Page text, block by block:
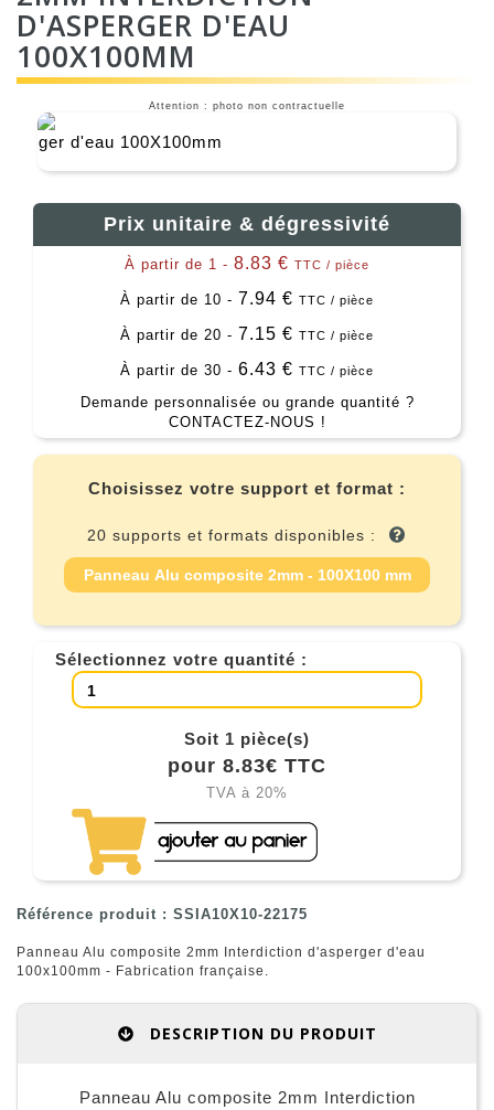
D'ASPERGER D'EAU
100X100MM
Attention : photo non contractuelle
Prix unitaire & dégressivité
À partir de 1 - 8.83 € TTC / pièce
À partir de 10 - 7.94 € TTC / pièce
À partir de 20 - 7.15 € TTC / pièce
À partir de 30 - 6.43 € TTC / pièce
Demande personnalisée ou grande quantité ?
CONTACTEZ-NOUS !
Choisissez votre support et format :
20 supports et formats disponibles :
Panneau Alu composite 2mm - 100X100 mm
Sélectionnez votre quantité :
Soit 1 pièce(s)
pour 8.83€ TTC
TVA à 20%
Référence produit : SSIA10X10-22175
Panneau Alu composite 2mm Interdiction d'asperger d'eau
100x100mm - Fabrication française.
DESCRIPTION DU PRODUIT
Panneau Alu composite 2mm Interdiction